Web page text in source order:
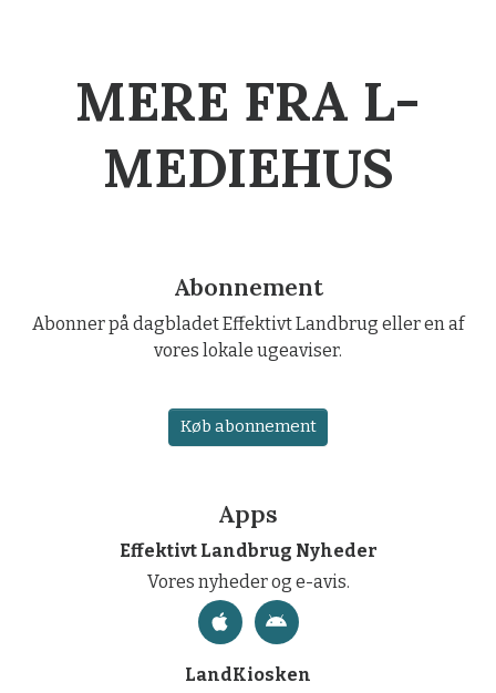
MERE FRA L-
MEDIEHUS
Abonnement
Abonner på dagbladet Effektivt Landbrug eller en af
vores lokale ugeaviser.
Køb abonnement
Apps
Effektivt Landbrug Nyheder
Vores nyheder og e-avis.
LandKiosken